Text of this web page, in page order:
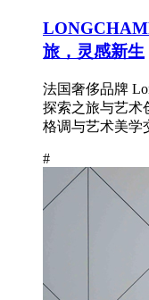
旅，灵感新生
法国奢侈品牌
探索之旅与艺术
格调与艺术美学
#